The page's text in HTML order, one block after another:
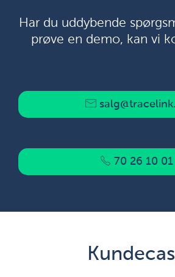
Har du uddybende
prøve en demo, kan vi
70 26 10 01